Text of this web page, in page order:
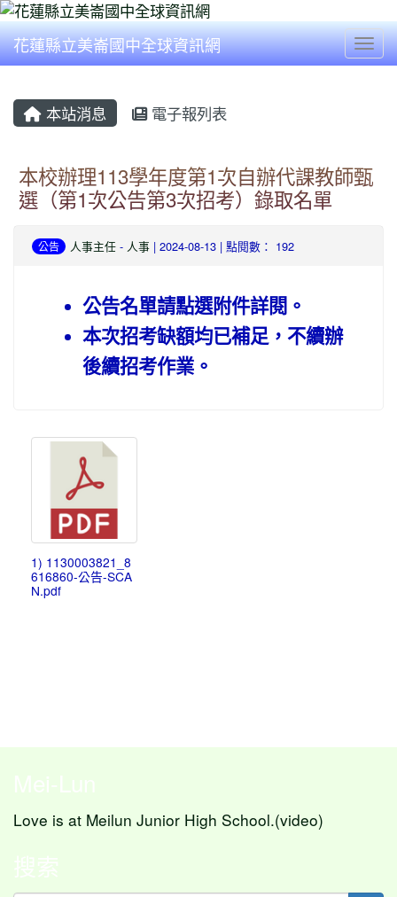
花蓮縣立美崙國中全球資訊網
本站消息 電子報列表
本校辦理113學年度第1次自辦代課教師甄
選（第1次公告第3次招考）錄取名單
公告 人事主任 - 人事 | 2024-08-13 | 點閱數： 192
公告名單請點選附件詳閱。
本次招考缺額均已補足，不續辦
後續招考作業。
1) 1130003821_8
616860-公告-SCA
N.pdf
Mei-Lun
Love is at Meilun Junior High School.(video)
搜索